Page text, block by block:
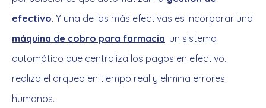
efectivo. Y una de las más efectivas es incorporar una
máquina de cobro para farmacia: un sistema
automático que centraliza los pagos en efectivo,
realiza el arqueo en tiempo real y elimina errores
humanos.